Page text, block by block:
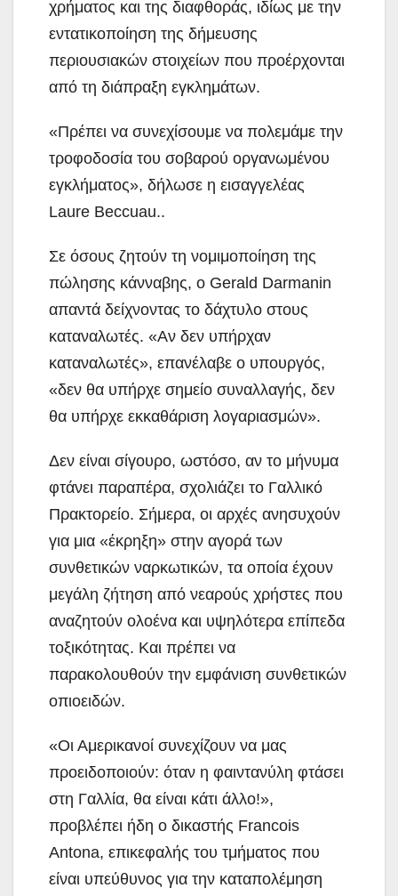
χρήματος και της διαφθοράς, ιδίως με την
εντατικοποίηση της δήμευσης
περιουσιακών στοιχείων που προέρχονται
από τη διάπραξη εγκλημάτων.
«Πρέπει να συνεχίσουμε να πολεμάμε την
τροφοδοσία του σοβαρού οργανωμένου
εγκλήματος», δήλωσε η εισαγγελέας
Laure Beccuau..
Σε όσους ζητούν τη νομιμοποίηση της
πώλησης κάνναβης, ο Gerald Darmanin
απαντά δείχνοντας το δάχτυλο στους
καταναλωτές. «Αν δεν υπήρχαν
καταναλωτές», επανέλαβε ο υπουργός,
«δεν θα υπήρχε σημείο συναλλαγής, δεν
θα υπήρχε εκκαθάριση λογαριασμών».
Δεν είναι σίγουρο, ωστόσο, αν το μήνυμα
φτάνει παραπέρα, σχολιάζει το Γαλλικό
Πρακτορείο. Σήμερα, οι αρχές ανησυχούν
για μια «έκρηξη» στην αγορά των
συνθετικών ναρκωτικών, τα οποία έχουν
μεγάλη ζήτηση από νεαρούς χρήστες που
αναζητούν ολοένα και υψηλότερα επίπεδα
τοξικότητας. Και πρέπει να
παρακολουθούν την εμφάνιση συνθετικών
οπιοειδών.
«Οι Αμερικανοί συνεχίζουν να μας
προειδοποιούν: όταν η φαιντανύλη φτάσει
στη Γαλλία, θα είναι κάτι άλλο!»,
προβλέπει ήδη ο δικαστής Francois
Antona, επικεφαλής του τμήματος που
είναι υπεύθυνος για την καταπολέμηση